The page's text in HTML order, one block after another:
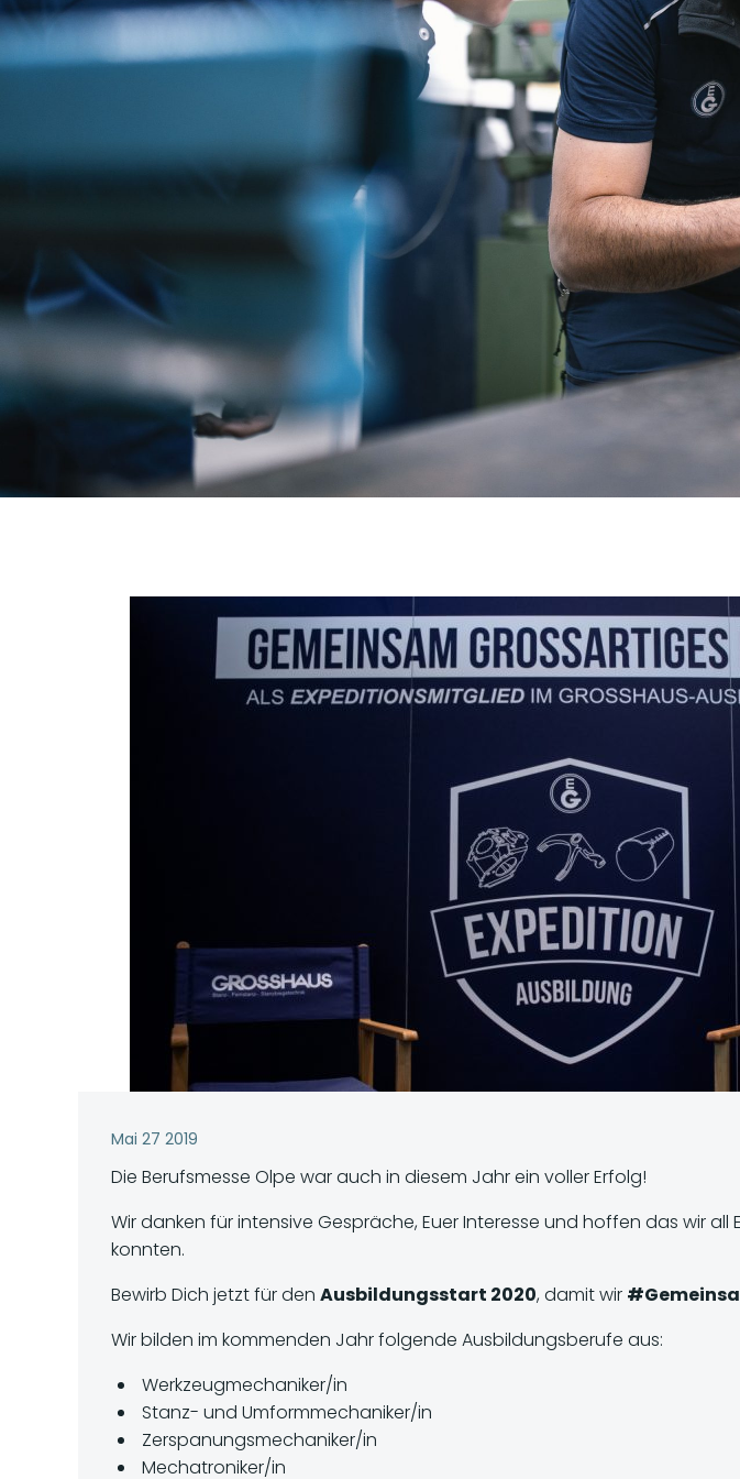
Mai 27 2019
Die Berufsmesse Olpe war auch in diesem Jahr ein voller Erfolg!
Wir danken für intensive Gespräche, Euer Interesse und hoffen das wir all
konnten.
Bewirb Dich jetzt für den Ausbildungsstart 2020, damit wir
Wir bilden im kommenden Jahr folgende Ausbildungsberufe aus:
Werkzeugmechaniker/in
Stanz- und Umformmechaniker/in
Zerspanungsmechaniker/in
Mechatroniker/in